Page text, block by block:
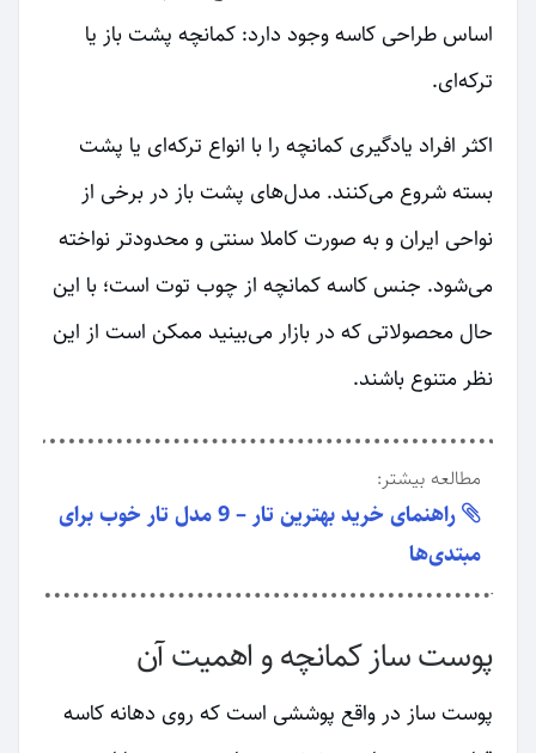
اساس طراحی کاسه وجود دارد: کمانچه پشت باز یا
ترکه‌ای.
اکثر افراد یادگیری کمانچه را با انواع ترکه‌ای یا پشت
بسته شروع می‌کنند. مدل‌های پشت باز در برخی از
نواحی ایران و به صورت کاملا سنتی و محدودتر نواخته
می‌شود. جنس کاسه کمانچه از چوب توت است؛ با این
حال محصولاتی که در بازار می‌بینید ممکن است از این
نظر متنوع باشند.
مطالعه بیشتر:
راهنمای خرید بهترین تار – 9 مدل تار خوب برای
مبتدی‌ها
پوست ساز کمانچه و اهمیت آن
پوست ساز در واقع پوششی است که روی دهانه کاسه